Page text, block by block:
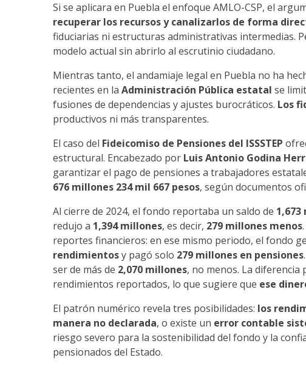
Si se aplicara en Puebla el enfoque AMLO-CSP, el
recuperar los recursos y canalizarlos de forma
fiduciarias ni estructuras administrativas intermedias.
modelo actual sin abrirlo al escrutinio ciudadano.
Mientras tanto, el andamiaje legal en Puebla no ha
recientes en la Administración Pública estatal se
fusiones de dependencias y ajustes burocráticos. Los
productivos ni más transparentes.
El caso del Fideicomiso de Pensiones del ISSSTEP
estructural. Encabezado por Luis Antonio Godina
garantizar el pago de pensiones a trabajadores
676 millones 234 mil 667 pesos, según documentos
Al cierre de 2024, el fondo reportaba un saldo de
redujo a 1,394 millones, es decir, 279 millones menos
reportes financieros: en ese mismo periodo, el fondo
rendimientosy pagó solo 279 millones en pensiones
ser de más de 2,070 millones, no menos. La diferencia
rendimientos reportados, lo que sugiere que ese
El patrón numérico revela tres posibilidades: los
manera no declarada, o existe un error contable
riesgo severo para la sostenibilidad del fondo y la
pensionados del Estado.